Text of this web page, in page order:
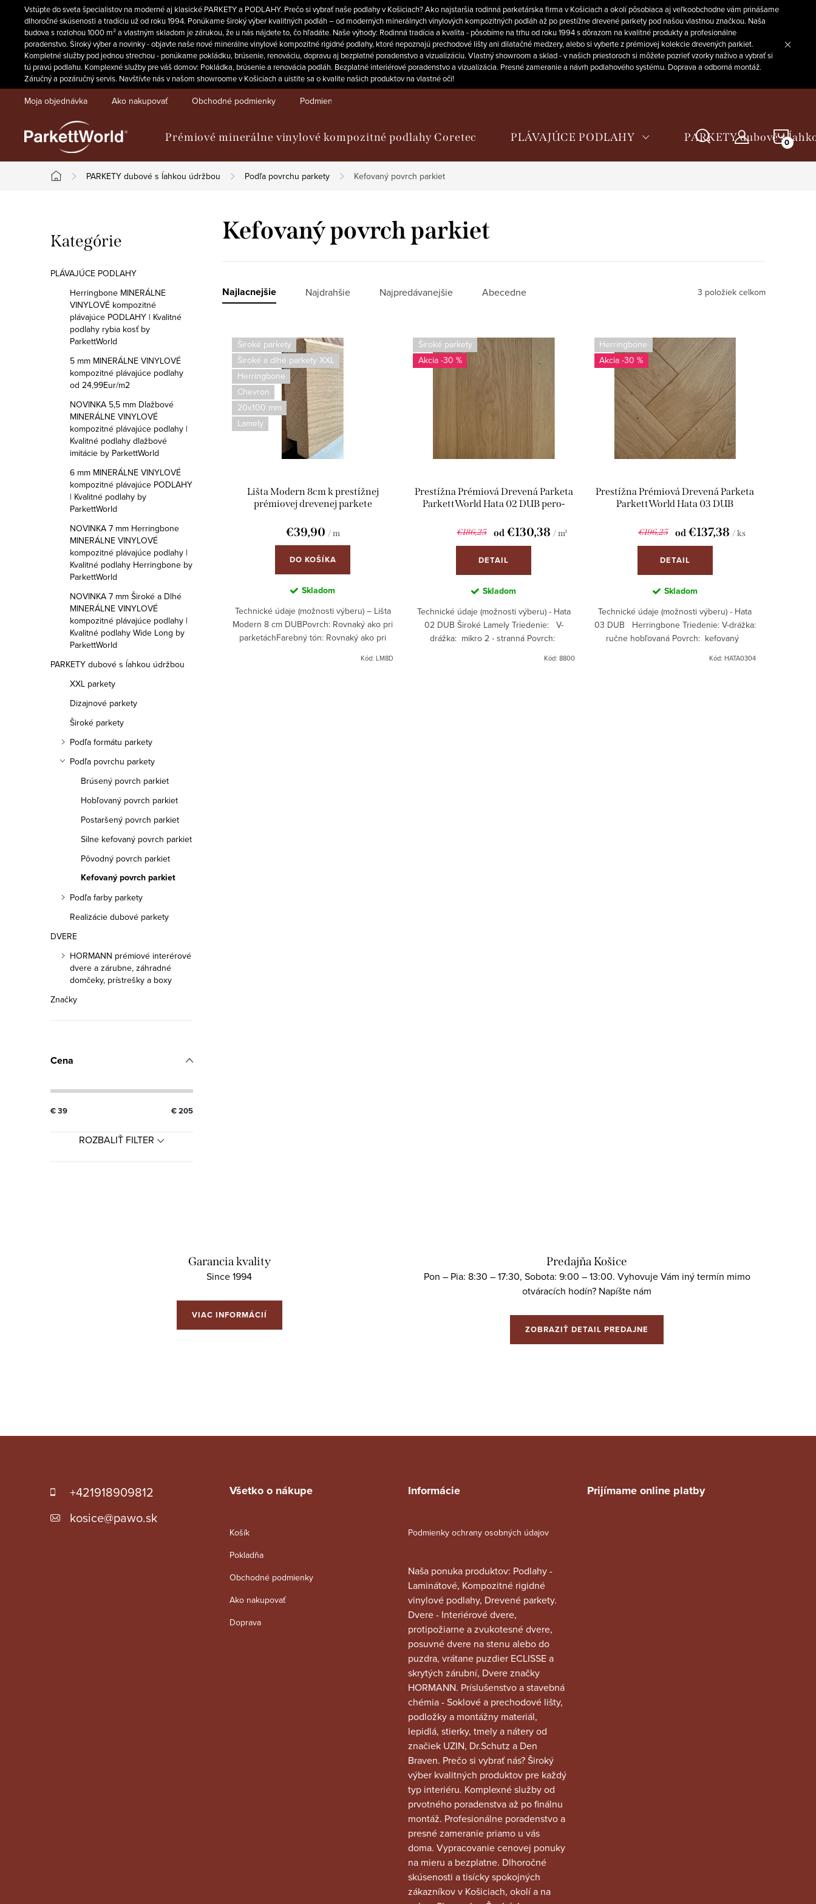
Vstúpte do sveta špecialistov na moderné aj klasické PARKETY a PODLAHY. Prečo si vybrať naše podlahy v Košiciach? Ako najstaršia rodinná parketárska firma v Košiciach a okolí pôsobiaca aj veľkoobchodne vám prinášame
dlhoročné skúsenosti a tradíciu už od roku 1994. Ponúkame široký výber kvalitných podláh – od moderných minerálnych vinylových kompozitných podláh až po prestížne drevené parkety pod našou vlastnou značkou. Naša
budova s rozlohou 1000 m² a vlastným skladom je zárukou, že u nás nájdete to, čo hľadáte. Naše výhody: Rodinná tradícia a kvalita - pôsobíme na trhu od roku 1994 s dôrazom na kvalitné produkty a profesionálne
poradenstvo. Široký výber a novinky - objavte naše nové minerálne vinylové kompozitné rigidné podlahy, ktoré nepoznajú prechodové lišty ani dilatačné medzery, alebo si vyberte z prémiovej kolekcie drevených parkiet.
Kompletné služby pod jednou strechou - ponúkame pokládku, brúsenie, renováciu, dopravu aj bezplatné poradenstvo a vizualizáciu. Vlastný showroom a sklad - v našich priestoroch si môžete pozrieť vzorky naživo a vybrať si
tú pravú podlahu. Komplexné služby pre váš domov: Pokládka, brúsenie a renovácia podláh. Bezplatné interiérové poradenstvo a vizualizácia. Presné zameranie a návrh podlahového systému. Doprava a odborná montáž.
Záručný a pozáručný servis. Navštívte nás v našom showroome v Košiciach a uistite sa o kvalite našich produktov na vlastné oči!
Moja objednávka Ako nakupovať Obchodné podmienky Podmienky ochrany osobných údajov
Prémiové minerálne vinylové kompozitné podlahy Coretec PLÁVAJÚCE PODLAHY PARKETY dubové s
Domov
PARKETY dubové s ĺahkou údržbou Podľa povrchu parkety Kefovaný povrch parkiet
o
č
Preskočiť
kategórie
Kategórie
PLÁVAJÚCE PODLAHY
Herringbone MINERÁLNE
VINYLOVÉ kompozitné
plávajúce PODLAHY | Kvalitné
podlahy rybia kosť by
ParkettWorld
5 mm MINERÁLNE VINYLOVÉ
kompozitné plávajúce podlahy
od 24,99Eur/m2
NOVINKA 5,5 mm Dlažbové
MINERÁLNE VINYLOVÉ
kompozitné plávajúce podlahy |
Kvalitné podlahy dlažbové
imitácie by ParkettWorld
6 mm MINERÁLNE VINYLOVÉ
kompozitné plávajúce PODLAHY
| Kvalitné podlahy by
ParkettWorld
NOVINKA 7 mm Herringbone
MINERÁLNE VINYLOVÉ
kompozitné plávajúce podlahy |
Kvalitné podlahy Herringbone by
ParkettWorld
NOVINKA 7 mm Široké a Dlhé
MINERÁLNE VINYLOVÉ
kompozitné plávajúce podlahy |
Kvalitné podlahy Wide Long by
ParkettWorld
PARKETY dubové s ĺahkou údržbou
XXL parkety
Dizajnové parkety
Široké parkety
Podľa formátu parkety
Podľa povrchu parkety
Brúsený povrch parkiet
Hobľovaný povrch parkiet
Postaršený povrch parkiet
Silne kefovaný povrch parkiet
Pôvodný povrch parkiet
Kefovaný povrch parkiet
Podľa farby parkety
Realizácie dubové parkety
DVERE
HORMANN prémiové interérové
dvere a zárubne, záhradné
domčeky, prístrešky a boxy
Značky
Cena
€39 €205
ROZBALIŤ FILTER
Kefovaný povrch parkiet
R
d
n
Najlacnejšie Najdrahšie Najpredávanejšie Abecedne 3 položiek celkom
V
p
Široké parkety
Široké a dlhé parkety XXL
Herringbone
Chevron
20x100 mm
Lamely
Lišta Modern 8cm k prestížnej
prémiovej drevenej parkete
€39,90 / m
DO KOŠÍKA
Skladom
Technické údaje (možnosti výberu) – Lišta
Modern 8 cm DUBPovrch: Rovnaký ako pri
parketáchFarebný tón: Rovnaký ako pri
Kód:LM8D
Široké parkety
-30 %
Prestížna Prémiová Drevená Parketa
ParkettWorld Hata 02 DUB pero-
€186,25 od €130,38 / m²
DETAIL
Skladom
Technické údaje (možnosti výberu) - Hata
02 DUB Široké Lamely Triedenie: V-
drážka: mikro 2 - stranná Povrch:
Kód: 8800
Herringbone
-30 %
Prestížna Prémiová Drevená Parketa
ParkettWorld Hata 03 DUB
€196,25 od €137,38 / ks
DETAIL
Skladom
Technické údaje (možnosti výberu) - Hata
03 DUB Herringbone Triedenie: V-drážka:
ručne hobľovaná Povrch: kefovaný
Kód: HATA0304
Garancia kvality
Since 1994
VIAC INFORMÁCIÍ
Predajňa Košice
Pon – Pia: 8:30 – 17:30, Sobota: 9:00 – 13:00. Vyhovuje Vám iný termín mimo
otváracích hodín? Napíšte nám
ZOBRAZIŤ DETAIL PREDAJNE
+421918909812
kosice@pawo.sk
Všetko o nákupe
Košík
Pokladňa
Obchodné podmienky
Ako nakupovať
Doprava
Informácie
Podmienky ochrany osobných údajov
Naša ponuka produktov: Podlahy -
Laminátové, Kompozitné rigidné
vinylové podlahy, Drevené parkety.
Dvere - Interiérové dvere,
protipožiarne a zvukotesné dvere,
posuvné dvere na stenu alebo do
puzdra, vrátane puzdier ECLISSE a
skrytých zárubní, Dvere značky
HORMANN. Príslušenstvo a stavebná
chémia - Soklové a prechodové lišty,
podložky a montážny materiál,
lepidlá, stierky, tmely a nátery od
značiek UZIN, Dr.Schutz a Den
Braven. Prečo si vybrať nás? Široký
výber kvalitných produktov pre každý
typ interiéru. Komplexné služby od
prvotného poradenstva až po finálnu
montáž. Profesionálne poradenstvo a
presné zameranie priamo u vás
doma. Vypracovanie cenovej ponuky
na mieru a bezplatne. Dlhoročné
skúsenosti a tisícky spokojných
zákazníkov v Košiciach, okolí a na
Prijímame online platby